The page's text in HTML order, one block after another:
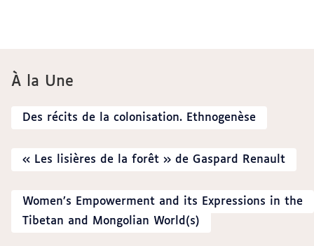
À la Une
Des récits de la colonisation. Ethnogenèse
« Les lisières de la forêt » de Gaspard Renault
Women’s Empowerment and its Expressions in the
Tibetan and Mongolian World(s)